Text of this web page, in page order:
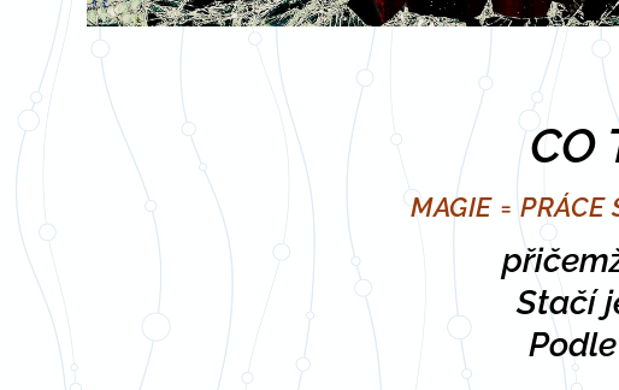
CO
MAGIE =
Stačí